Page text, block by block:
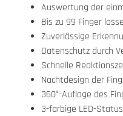
Auswertung der
Bis zu 99 Finger
Zuverlässige
Datenschutz durch
Schnelle
Nachtdesign der
360°-Auflage des
3-farbige LED-